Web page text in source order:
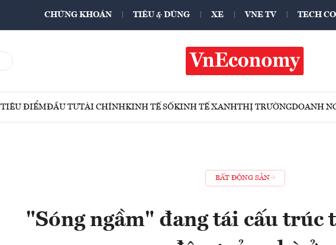
CHỨNG KHOÁN TIÊU & DÙNG XE VNE TV TECH
TIÊU ĐIỂMĐẦU TƯTÀI CHÍNHKINH TẾ SỐKINH TẾ XANHTHỊ TRƯỜNGDOANH
BẤT ĐỘNG SẢN
"Sóng ngầm" đang tái cấu trúc